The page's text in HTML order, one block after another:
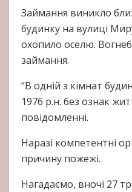
Займання виникло
будинку на вулиці
охопило оселю.
займання.
“В одній з кімнат
1976 р.н. без ознак
повідомленні.
Наразі компетентні
причину пожежі.
Нагадаємо, вночі 27